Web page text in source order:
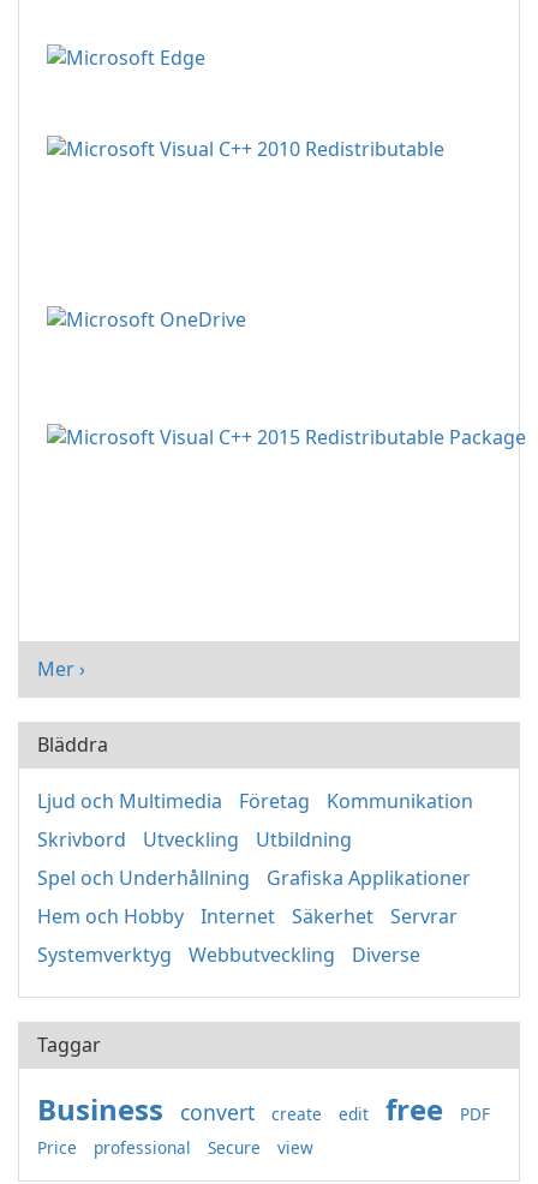
Mer ›
Bläddra
Ljud och Multimedia Företag
Kommunikation
Skrivbord
Utveckling
Utbildning
Spel och Underhållning
Grafiska Applikationer
Hem och Hobby
Internet Säkerhet
Servrar
Systemverktyg
Webbutveckling Diverse
Taggar
Business convert create edit free
PDF
Price
professional Secure view